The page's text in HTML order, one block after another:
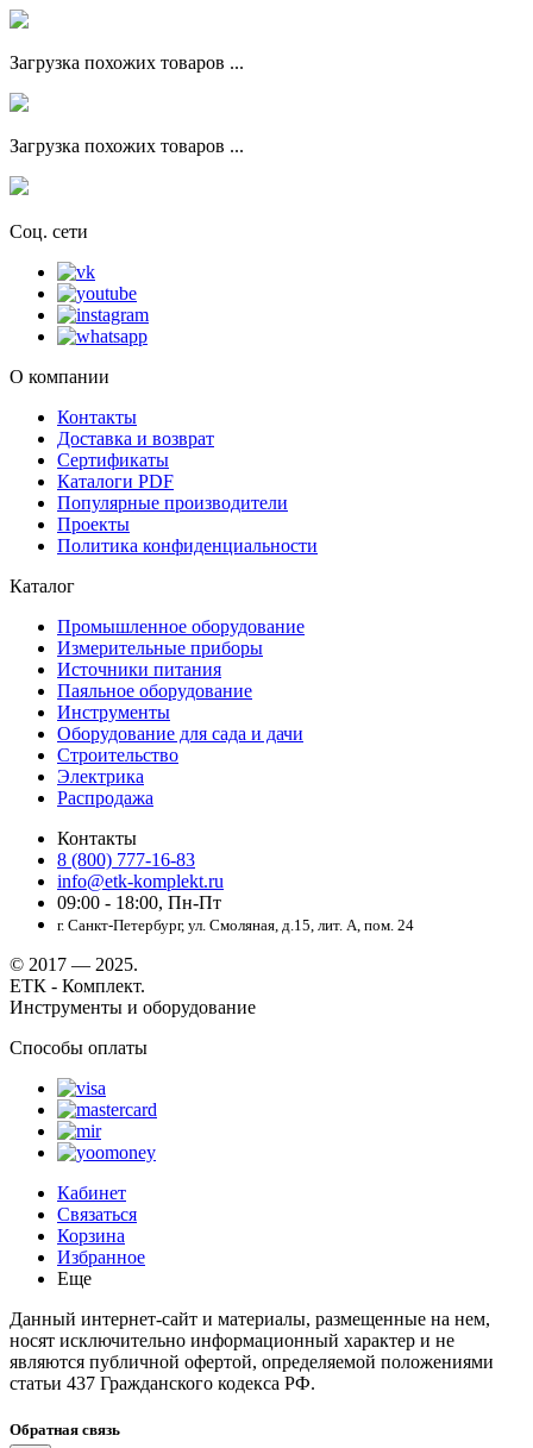
Загрузка похожих товаров ...
Загрузка похожих товаров ...
Соц. сети
О компании
Контакты
Доставка и возврат
Сертификаты
Каталоги PDF
Популярные производители
Проекты
Политика конфиденциальности
Каталог
Промышленное оборудование
Измерительные приборы
Источники питания
Паяльное оборудование
Инструменты
Оборудование для сада и дачи
Строительство
Электрика
Распродажа
Контакты
8 (800) 777-16-83
info@etk-komplekt.ru
09:00 - 18:00, Пн-Пт
г. Санкт-Петербург, ул. Смоляная, д.15, лит. А, пом. 24
© 2017 — 2025.
ЕТК - Комплект.
Инструменты и оборудование
Способы оплаты
Кабинет
Связаться
Корзина
Избранное
Еще
Данный интернет-сайт и материалы, размещенные на нем,
носят исключительно информационный характер и не
являются публичной офертой, определяемой положениями
статьи 437 Гражданского кодекса РФ.
Обратная связь